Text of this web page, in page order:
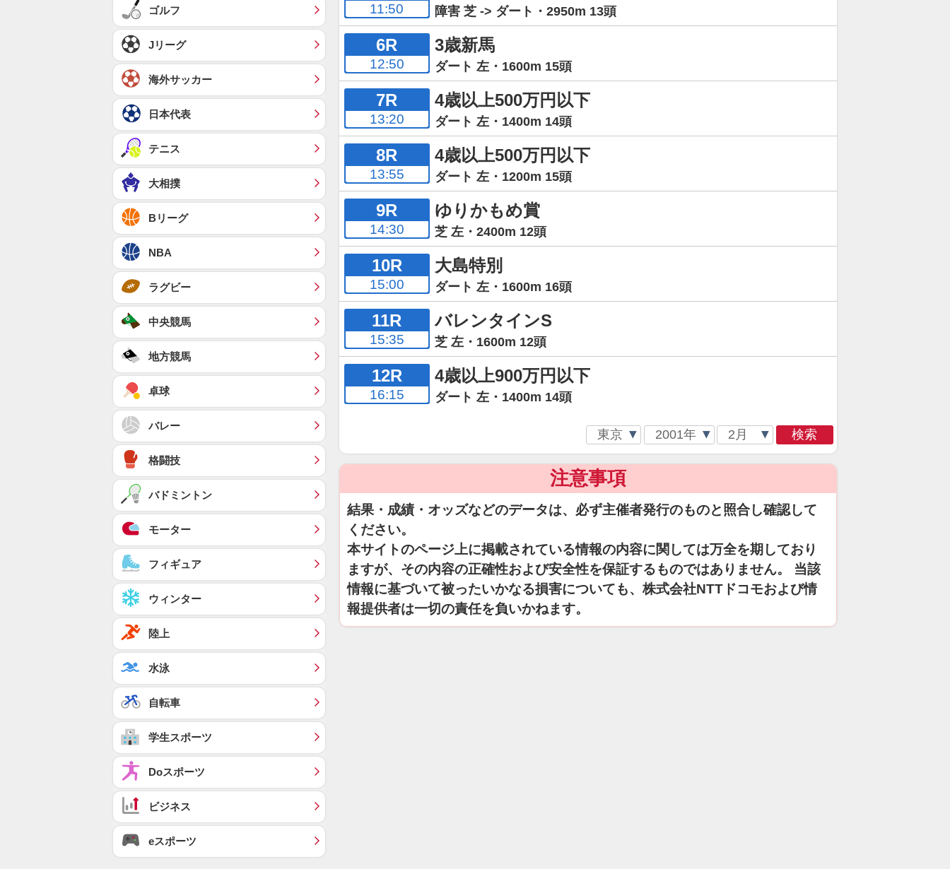
11:50 障害 芝 -> ダート・2950m 13頭
6R
12:50
3歳新馬
ダート 左・1600m 15頭
7R
13:20
4歳以上500万円以下
ダート 左・1400m 14頭
8R
13:55
4歳以上500万円以下
ダート 左・1200m 15頭
9R
14:30
ゆりかもめ賞
芝 左・2400m 12頭
10R
15:00
大島特別
ダート 左・1600m 16頭
11R
15:35
バレンタインS
芝 左・1600m 12頭
12R
16:15
4歳以上900万円以下
ダート 左・1400m 14頭
検索
注意事項
結果・成績・オッズなどのデータは、必ず主催者発行のものと照合し確認して
ください。
本サイトのページ上に掲載されている情報の内容に関しては万全を期しており
ますが、その内容の正確性および安全性を保証するものではありません。 当該
情報に基づいて被ったいかなる損害についても、株式会社NTTドコモおよび情
報提供者は一切の責任を負いかねます。
ゴルフ
Jリーグ
海外サッカー
日本代表
テニス
大相撲
Bリーグ
NBA
ラグビー
中央競馬
地方競馬
卓球
バレー
格闘技
バドミントン
モーター
フィギュア
ウィンター
陸上
水泳
自転車
学生スポーツ
Doスポーツ
ビジネス
eスポーツ